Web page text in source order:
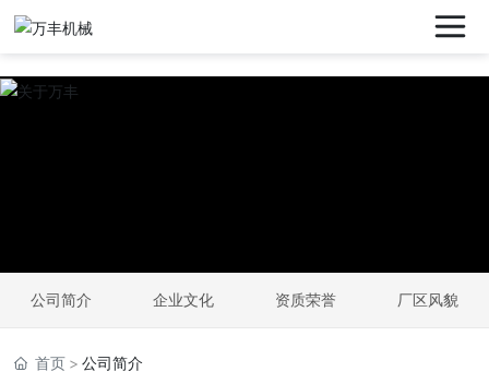
公司简介 企业文化 资质荣誉 厂区风貌
首页 公司简介